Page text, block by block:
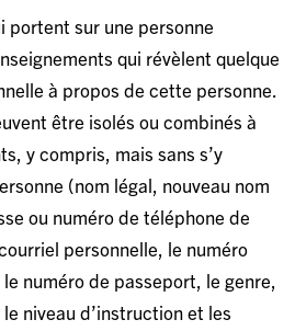
portent sur une personne
qui révèlent quelque
à propos de cette personne.
être isolés ou combinés à
y compris, mais sans s’y
(nom légal, nouveau nom
ou numéro de téléphone de
personnelle, le numéro
numéro de passeport, le genre,
niveau d’instruction et les